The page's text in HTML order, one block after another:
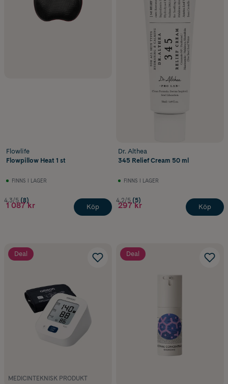
Flowlife
Flowpillow Heat 1 st
FINNS I LAGER
4.3/5 (8)
1 087 kr Köp
Dr. Althea
345 Relief Cream 50 ml
FINNS I LAGER
4.2/5 (5)
297 kr Köp
Deal
MEDICINTEKNISK PRODUKT
Deal